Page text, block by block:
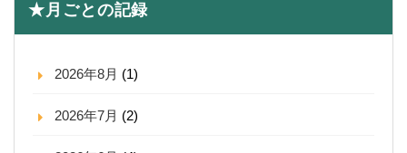
★月ごとの記録
2026年8月 (1)
2026年7月 (2)